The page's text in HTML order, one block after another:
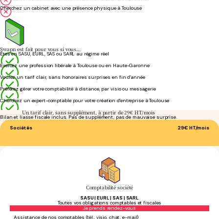
Cherchez un cabinet avec une présence physique à Toulouse
Swapn est fait pour vous si vous…
Êtes en SASU, EURL, SAS ou SARL au régime réel
Exercez une profession libérale à Toulouse ou en Haute-Garonne
Voulez un tarif clair, sans honoraires surprises en fin d'année
Préférez gérer votre comptabilité à distance, par visio ou messagerie
Cherchez un expert-comptable pour votre création d'entreprise à Toulouse
Un tarif clair, sans supplément, à partir de 29€ HT/mois
Bilan et liasse fiscale inclus. Pas de supplément, pas de mauvaise surprise.
Sociétés
29€ HT/mois
Comptabilité société
SASU | EURL | SAS | SARL
Toutes vos obligations comptables et fiscales
Je prends rendez-vous
Sans engagement
Assistance de nos comptables (tél., visio, chat, e-mail)